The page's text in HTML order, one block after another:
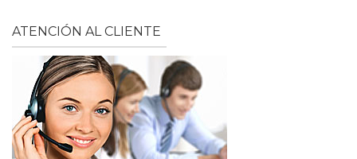
ATENCIÓN AL CLIENTE